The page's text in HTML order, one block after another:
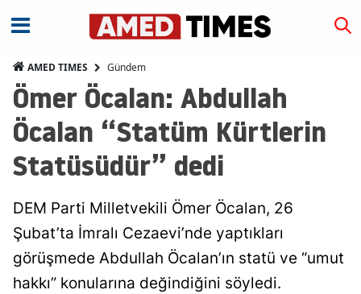
AMED TIMES Gündem
Ömer Öcalan: Abdullah
Öcalan “Statüm Kürtlerin
Statüsüdür” dedi
DEM Parti Milletvekili Ömer Öcalan, 26
Şubat’ta İmralı Cezaevi’nde yaptıkları
görüşmede Abdullah Öcalan’ın statü ve “umut
hakkı” konularına değindiğini söyledi.